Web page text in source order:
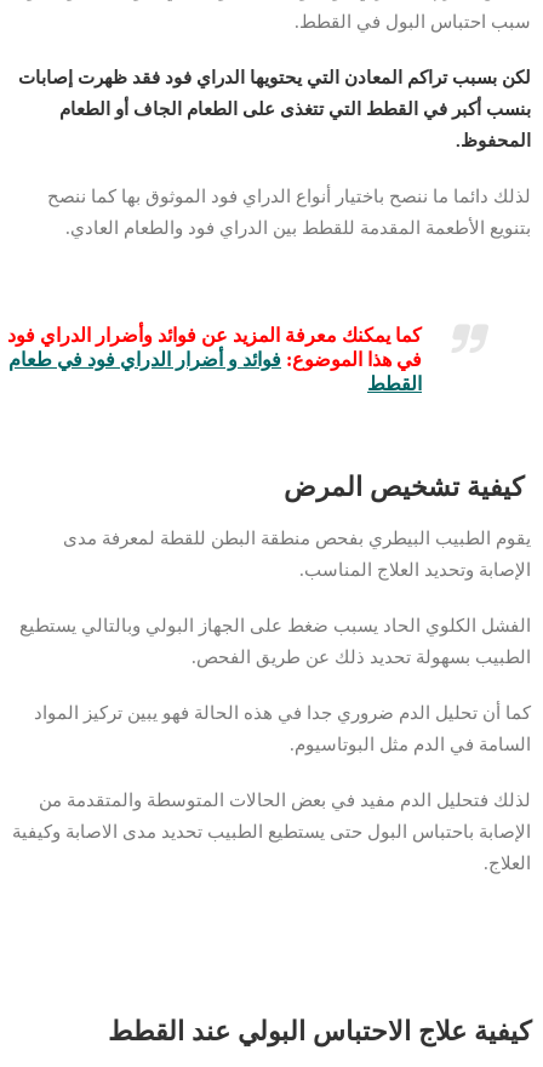
سبب احتباس البول في القطط.
لكن بسبب تراكم المعادن التي يحتويها الدراي فود فقد ظهرت إصابات
بنسب أكبر في القطط التي تتغذى على الطعام الجاف أو الطعام
المحفوظ.
لذلك دائما ما ننصح باختيار أنواع الدراي فود الموثوق بها كما ننصح
بتنويع الأطعمة المقدمة للقطط بين الدراي فود والطعام العادي.
كما يمكنك معرفة المزيد عن فوائد وأضرار الدراي فود
في هذا الموضوع: فوائد و أضرار الدراي فود في طعام
القطط
كيفية تشخيص المرض
يقوم الطبيب البيطري بفحص منطقة البطن للقطة لمعرفة مدى
الإصابة وتحديد العلاج المناسب.
الفشل الكلوي الحاد يسبب ضغط على الجهاز البولي وبالتالي يستطيع
الطبيب بسهولة تحديد ذلك عن طريق الفحص.
كما أن تحليل الدم ضروري جدا في هذه الحالة فهو يبين تركيز المواد
السامة في الدم مثل البوتاسيوم.
لذلك فتحليل الدم مفيد في بعض الحالات المتوسطة والمتقدمة من
الإصابة باحتباس البول حتى يستطيع الطبيب تحديد مدى الاصابة وكيفية
العلاج.
كيفية علاج الاحتباس البولي عند القطط